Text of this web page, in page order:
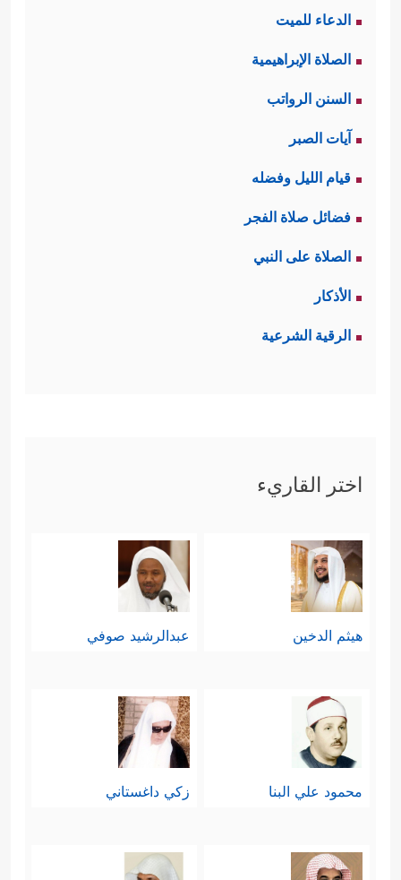
وعقيدتِهم، وشعائرِ دينِهم.
ويلحظ هنا أيضًا أن تعليق القرآن على
هذا الحدث قد خَلَا من الإشارة إلى أنَّ
الكعبة في ذلك الوقت كانت تعُجُّ
بالأصنام، وفي هذا تعليمٌ للأُمَّة بطريق
الإشارة أنَّ دفع العدو الصائِل الذي يُريد
مسحَ معالم الأرض وتغيير هويتها مُقدَّمٌ
على معالجة الأمور الداخلية مهما كان
حماها رغم ما فيها من أصنامٍ وجاهليَّةٍ
جَهلاء حتى جاء وقت البعثة المُحمَّديَّة.
ويُشبِهُ هذا: موقف هارون مع بني
إسرائيل لما عبَدُوا العِجْل، فلم يُفارقهم،
ردَّ عليه بقوله:
﴿إِنِّی خَشِیتُ أَن تَقُولَ فَرَّقۡتَ بَیۡنَ
بَنِیۤ إِسۡرَ ٰ⁠ۤءِیلَ﴾
، بمعنى أنَّه أراد
موسى، وأقرَّ الله هارُون على حكمته
الدعاء للميت
الصلاة الإبراهيمية
السنن الرواتب
آيات الصبر
قيام الليل وفضله
فضائل صلاة الفجر
الصلاة على النبي
الأذكار
الرقية الشرعية
اختر القاريء
هيثم الدخين عبدالرشيد صوفي
محمود علي البنا زكي داغستاني